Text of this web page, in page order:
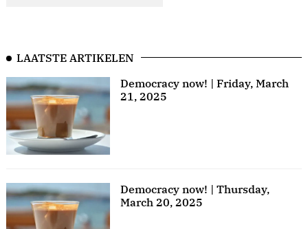
LAATSTE ARTIKELEN
Democracy now! | Friday, March
21, 2025
Democracy now! | Thursday,
March 20, 2025